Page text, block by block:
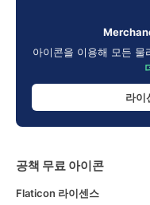
아이콘을 이용해 모든 물
라이
공책 무료 아이콘
Flaticon 라이센스